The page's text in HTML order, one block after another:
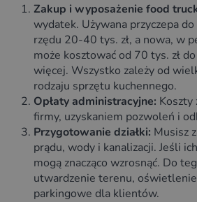
Zakup i wyposażenie food
wydatek. Używana przyczepa
rzędu 20-40 tys. zł, a nowa, w
może kosztować od 70 tys. zł
więcej. Wszystko zależy od
rodzaju sprzętu kuchennego.
Opłaty administracyjne: Koszty
firmy, uzyskaniem pozwoleń i
Przygotowanie działki: Musisz
prądu, wody i kanalizacji. Jeśli
mogą znacząco wzrosnąć. Do
utwardzenie terenu,
parkingowe dla klientów.